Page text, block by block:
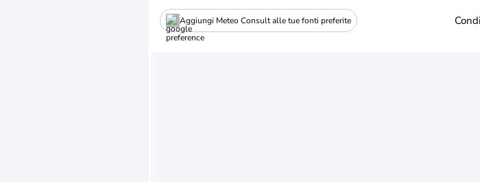
Aggiungi Meteo Consult alle tue fonti preferite